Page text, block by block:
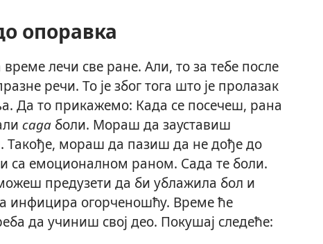
опоравка
лечи све ране. Али, то за тебе после
речи. То је због тога што је пролазак
Да то прикажемо: Када се посечеш, рана
сада боли. Мораш да зауставиш
мораш да пазиш да не дође до
и са емоционалном раном. Сада те боли.
предузети да би ублажила бол и
инфицира огорченошћу. Време ће
да учиниш свој део. Покушај следеће: